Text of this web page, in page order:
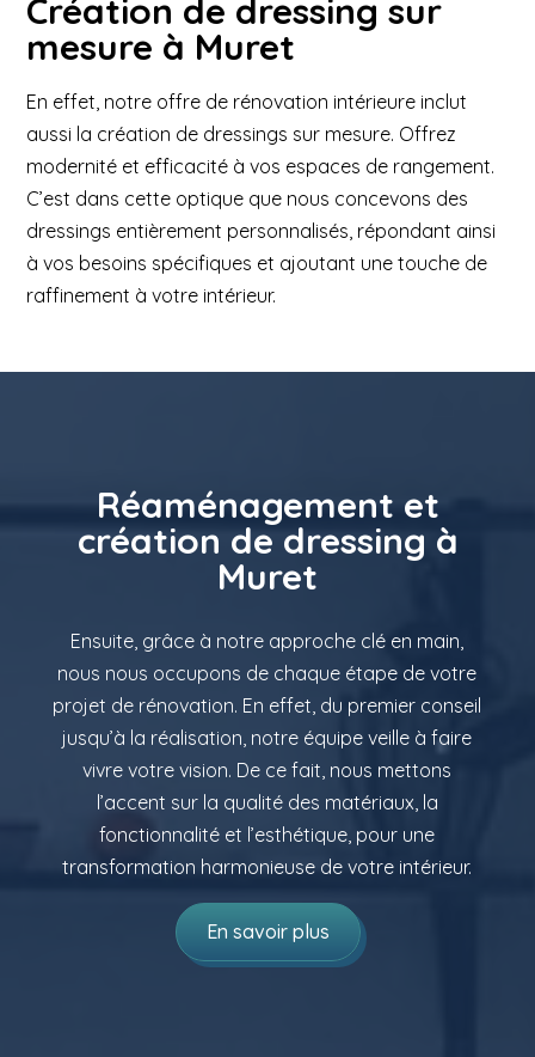
Création de dressing sur
mesure à Muret
En effet, notre offre de rénovation intérieure inclut
aussi la création de dressings sur mesure. Offrez
modernité et efficacité à vos espaces de rangement.
C’est dans cette optique que nous concevons des
dressings entièrement personnalisés, répondant ainsi
à vos besoins spécifiques et ajoutant une touche de
raffinement à votre intérieur.
Réaménagement et
création de dressing à
Muret
Ensuite, grâce à notre approche clé en main,
nous nous occupons de chaque étape de votre
projet de rénovation. En effet, du premier conseil
jusqu’à la réalisation, notre équipe veille à faire
vivre votre vision. De ce fait, nous mettons
l’accent sur la qualité des matériaux, la
fonctionnalité et l’esthétique, pour une
transformation harmonieuse de votre intérieur.
En savoir plus